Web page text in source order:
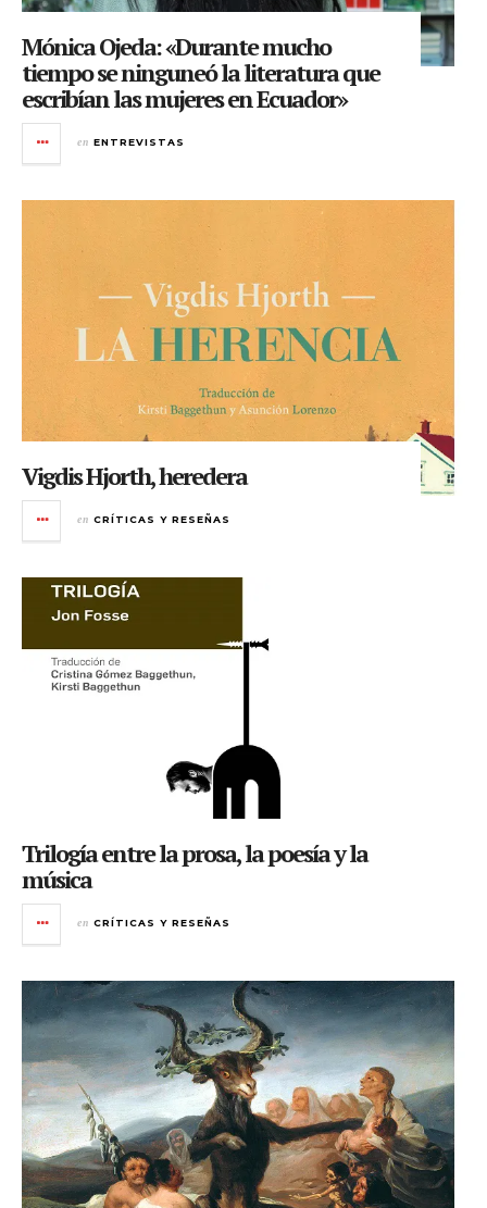
Mónica Ojeda: «Durante mucho
tiempo se ninguneó la literatura que
escribían las mujeres en Ecuador»
en ENTREVISTAS
Vigdis Hjorth, heredera
en CRÍTICAS Y RESEÑAS
Trilogía entre la prosa, la poesía y la
música
en CRÍTICAS Y RESEÑAS